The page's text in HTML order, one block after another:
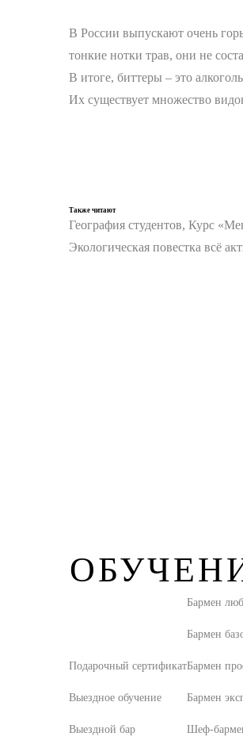
В России выпускают очень
тонкие нотки трав, они не
В итоге, биттеры – это
Их существует множество
Также читают
География студентов, Курс
Экологическая повестка всё
Подарочный сертификат
Выездное обучение
Выездной бар
Бармен
Бармен
Бармен
Бармен
Шеф-